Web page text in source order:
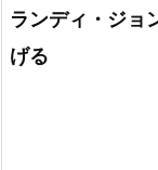
ランディ・ジョ
げる